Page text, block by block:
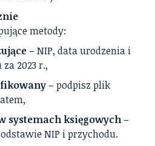
metody:
– NIP, data urodzenia i
2023 r.,
– podpisz plik
systemach księgowych–
NIP i przychodu.